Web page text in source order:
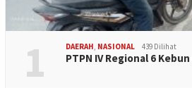
1 DAERAH, NASIONAL 439 Dilihat
PTPN IV Regional 6